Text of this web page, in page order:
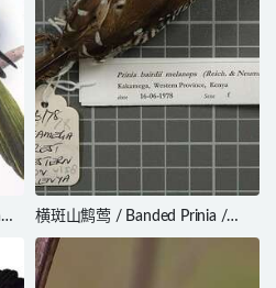
横斑山鹪莺 / Banded Prinia /
Prinia bairdii